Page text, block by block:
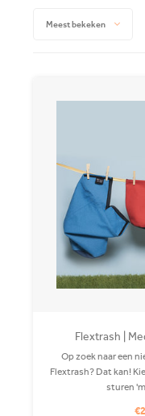
Meest bekeken
Flextrash |
Op zoek naar een
Flextrash? Dat kan!
sturen